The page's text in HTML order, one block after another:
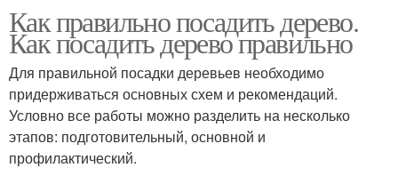
Как правильно посадить дерево.
Как посадить дерево правильно
Для правильной посадки деревьев необходимо
придерживаться основных схем и рекомендаций.
Условно все работы можно разделить на несколько
этапов: подготовительный, основной и
профилактический.